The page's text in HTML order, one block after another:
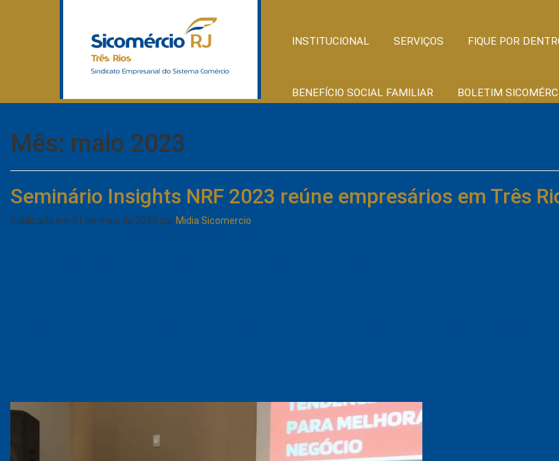
INSTITUCIONAL SERVIÇOS FIQUE POR
BENEFÍCIO SOCIAL FAMILIAR BOLETIM
Mês: maio 2023
Seminário Insights NRF 2023 reúne empresários em Três
Publicado em 31 de maio de 2023 por Midia Sicomercio